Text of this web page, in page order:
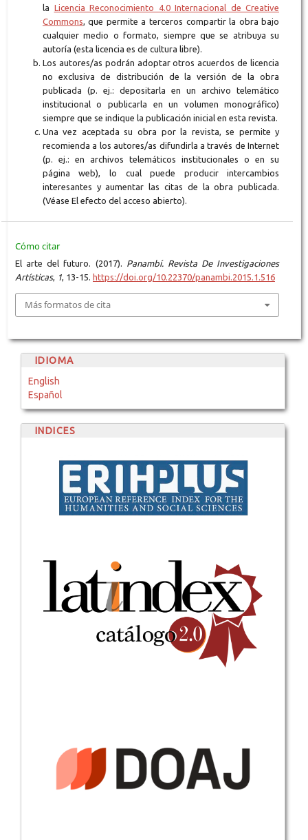
la Licencia Reconocimiento 4.0 Internacional de Creative
Commons, que permite a terceros compartir la obra bajo
cualquier medio o formato, siempre que se atribuya su
autoría (esta licencia es de cultura libre).
Los autores/as podrán adoptar otros acuerdos de licencia
no exclusiva de distribución de la versión de la obra
publicada (p. ej.: depositarla en un archivo telemático
institucional o publicarla en un volumen monográfico)
siempre que se indique la publicación inicial en esta revista.
Una vez aceptada su obra por la revista, se permite y
recomienda a los autores/as difundirla a través de Internet
(p. ej.: en archivos telemáticos institucionales o en su
página web), lo cual puede producir intercambios
interesantes y aumentar las citas de la obra publicada.
(Véase El efecto del acceso abierto).
Cómo citar
El arte del futuro. (2017). Panambí. Revista De Investigaciones
Artísticas, 1, 13-15. https://doi.org/10.22370/panambi.2015.1.516
Más formatos de cita
IDIOMA
English
Español
INDICES